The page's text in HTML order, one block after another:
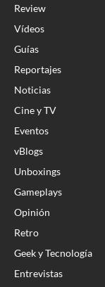
Review
Vídeos
Guías
Reportajes
Noticias
Cine y TV
Eventos
vBlogs
Unboxings
Gameplays
Opinión
Retro
Geek y Tecnología
Entrevistas